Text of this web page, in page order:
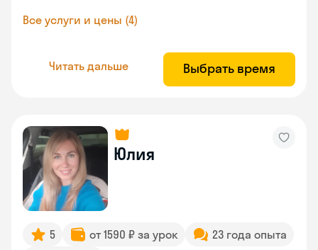
Все услуги и цены (4)
Читать дальше Выбрать время
Юлия
5 от 1590 ₽ за урок
23 года опыта